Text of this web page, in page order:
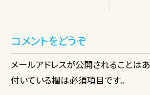
コメントをどうぞ
メールアドレスが公開されることは
付いている欄は必須項目です。